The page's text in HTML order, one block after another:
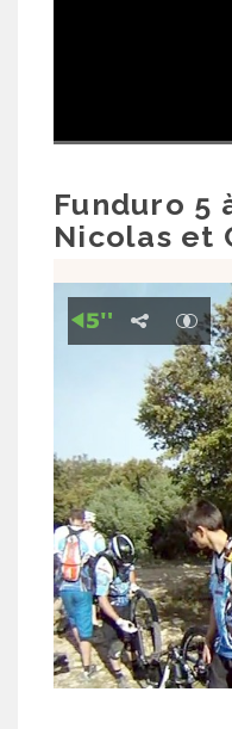
Funduro 5
Nicolas et